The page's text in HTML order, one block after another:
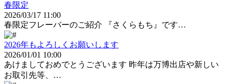
春限定
2026/03/17 11:00
春限定フレーバーのご紹介 『さくらもち』です…
2026年もよろしくお願いします
2026/01/01 10:00
あけましておめでとうございます 昨年は万博出店や新しい
お取引先等、…